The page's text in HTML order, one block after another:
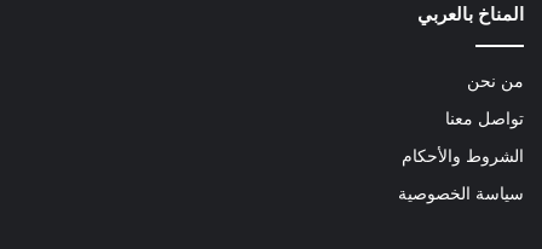
المناخ بالعربي
من نحن
تواصل معنا
الشروط والأحكام
سياسة الخصوصية